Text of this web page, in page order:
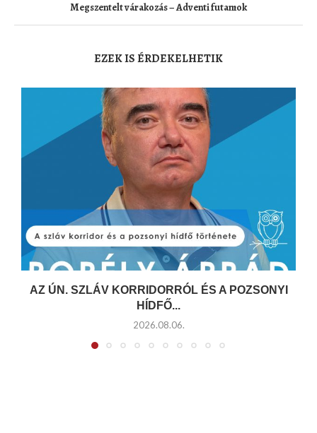
Megszentelt várakozás – Adventi futamok
EZEK IS ÉRDEKELHETIK
AZ ÚN. SZLÁV KORRIDORRÓL ÉS A POZSONYI
HÍDFŐ...
2026.08.06.